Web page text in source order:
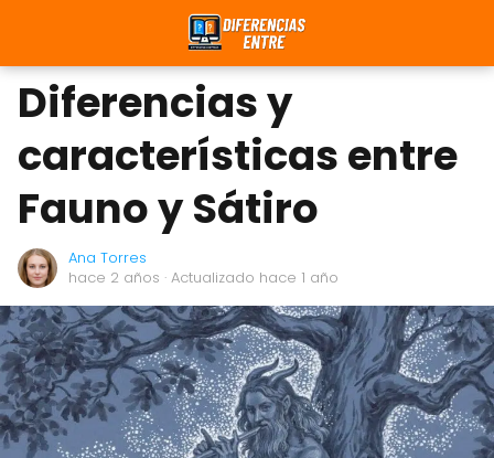
Diferencias y
características entre
Fauno y Sátiro
Ana Torres
hace 2 años · Actualizado hace 1 año